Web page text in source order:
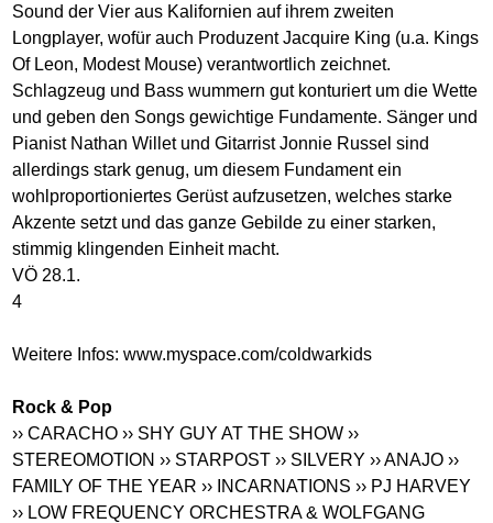
Sound der Vier aus Kalifornien auf ihrem zweiten
Longplayer, wofür auch Produzent Jacquire King (u.a. Kings
Of Leon, Modest Mouse) verantwortlich zeichnet.
Schlagzeug und Bass wummern gut konturiert um die Wette
und geben den Songs gewichtige Fundamente. Sänger und
Pianist Nathan Willet und Gitarrist Jonnie Russel sind
allerdings stark genug, um diesem Fundament ein
wohlproportioniertes Gerüst aufzusetzen, welches starke
Akzente setzt und das ganze Gebilde zu einer starken,
stimmig klingenden Einheit macht.
VÖ 28.1.
4
Weitere Infos:www.myspace.com/coldwarkids
Rock & Pop
›› CARACHO ›› SHY GUY AT THE SHOW ››
STEREOMOTION ›› STARPOST ›› SILVERY ›› ANAJO ››
FAMILY OF THE YEAR ›› INCARNATIONS ›› PJ HARVEY
›› LOW FREQUENCY ORCHESTRA & WOLFGANG